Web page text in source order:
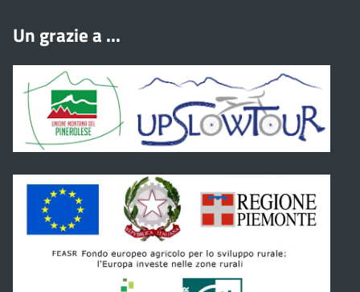
Un grazie a ...